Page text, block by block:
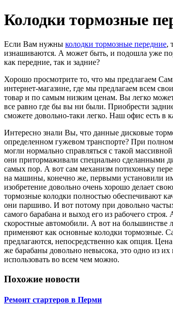
Колодки тормозные
Если Вам нужны колодки тормозные передние,
изнашиваются. А может быть, и подошла уже
как передние, так и задние?
Хорошо просмотрите то, что мы предлагаем
интернет-магазине, где мы предлагаем всем
товар и по самым низким ценам. Вы легко
все равно где бы вы ни были. Приобрести
сможете довольно-таки легко. Наш офис есть в
Интересно знали Вы, что данные дисковые
определенном гужевом транспорте? При
могли нормально справляться с такой
они притормаживали специально сделанными
самых пор. А вот сам механизм потихоньку
на машины, конечно же, первыми установили
изобретение довольно очень хорошо делает
тормозные колодки полностью обеспечивают
они паршиво. И вот потому при довольно
самого барабана и выход его из рабочего
скоростные автомобили. А вот на большинстве
применяют как основные колодки тормозные.
предлагаются, непосредственно как опция.
же барабаны довольно невысока, это одно из
использовать во всем чем можно.
Похожие новости
Ремонт стартеров в Перми